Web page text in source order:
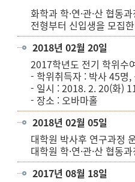
화학과 학·연·관·산 협동
전형부터 신입생을 모집
2018년 02월 20일
2017학년도 전기 학위수
- 학위취득자 : 박사 45명,
- 일시 : 2018. 2. 20(화)
- 장소 : 오바마홀
2018년 02월 05일
대학원 박사후 연구과정
대학원 학·연·관·산 협동
2017년 08월 18일